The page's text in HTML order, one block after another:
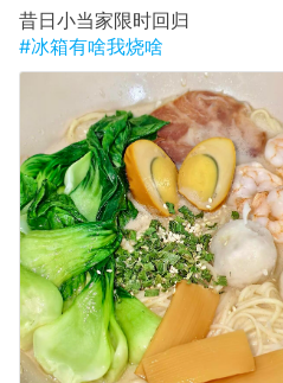
昔日小当家限时回归
#冰箱有啥我烧啥